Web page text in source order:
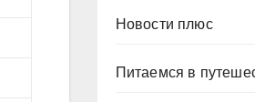
Новости плюс
Питаемся в